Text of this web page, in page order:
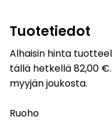
Tuotetiedot
Alhaisin hinta
tällä hetkellä 82,00
myyjän joukosta.
Ruoho